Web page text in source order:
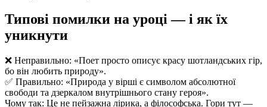
Типові помилки на уроці — і як їх
уникнути
❌ Неправильно: «Поет просто описує красу шотландських гір,
бо він любить природу».
✅ Правильно: «Природа у вірші є символом абсолютної
свободи та дзеркалом внутрішнього стану героя».
Чому так: Це не пейзажна лірика, а філософська. Гори тут —